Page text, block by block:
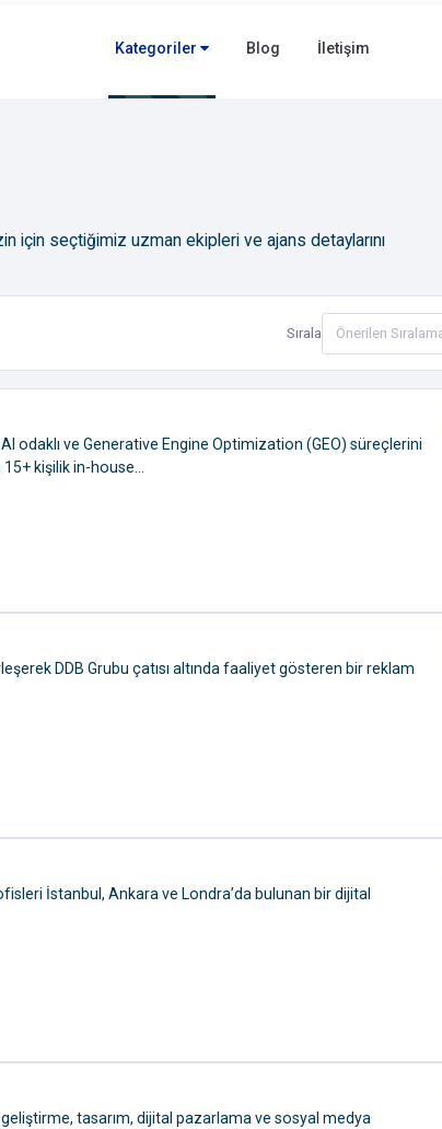
Kategoriler Blog İletişim
için seçtiğimiz uzman ekipleri ve ajans detaylarını
Sırala
odaklı ve Generative Engine Optimization (GEO) süreçlerini
kişilik in-house...
DDB Grubu çatısı altında faaliyet gösteren bir reklam
İstanbul, Ankara ve Londra’da bulunan bir dijital
geliştirme, tasarım, dijital pazarlama ve sosyal medya